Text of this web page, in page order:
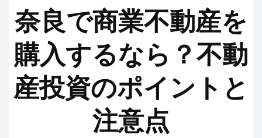
奈良で商業不動産を
購入するなら？不動
産投資のポイントと
注意点